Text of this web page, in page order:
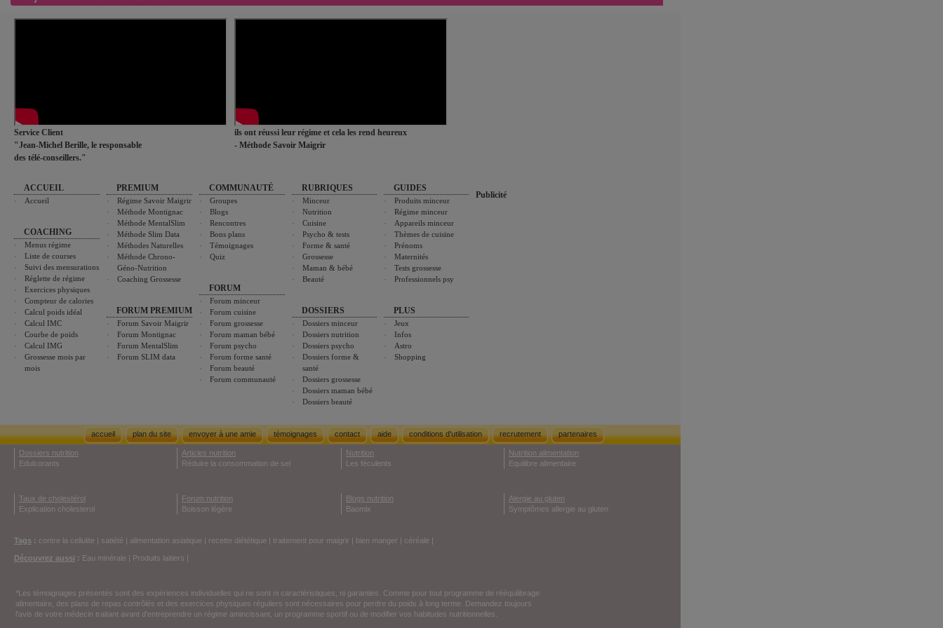
Service Client
"Jean-Michel Berille, le responsable
des télé-conseillers."
ils ont réussi leur régime et cela les rend heureux
- Méthode Savoir Maigrir
ACCUEIL
Accueil
COACHING
Menus régime
Liste de courses
Suivi des mensurations
Réglette de régime
Exercices physiques
Compteur de calories
Calcul poids idéal
Calcul IMC
Courbe de poids
Calcul IMG
Grossesse mois par
mois
PREMIUM
Régime Savoir Maigrir
Méthode Montignac
Méthode MentalSlim
Méthode Slim Data
Méthodes Naturelles
Méthode Chrono-
Géno-Nutrition
Coaching Grossesse
FORUM PREMIUM
Forum Savoir Maigrir
Forum Montignac
Forum MentalSlim
Forum SLIM data
COMMUNAUTÉ
Groupes
Blogs
Rencontres
Bons plans
Témoignages
Quiz
FORUM
Forum minceur
Forum cuisine
Forum grossesse
Forum maman bébé
Forum psycho
Forum forme santé
Forum beauté
Forum communauté
RUBRIQUES
Minceur
Nutrition
Cuisine
Psycho & tests
Forme & santé
Grossesse
Maman & bébé
Beauté
DOSSIERS
Dossiers minceur
Dossiers nutrition
Dossiers psycho
Dossiers forme &
santé
Dossiers grossesse
Dossiers maman bébé
Dossiers beauté
GUIDES
Produits minceur
Régime minceur
Appareils minceur
Thèmes de cuisine
Prénoms
Maternités
Tests grossesse
Professionnels psy
PLUS
Jeux
Infos
Astro
Shopping
Publicité
accueil plan du site envoyer à une amie témoignages contact aide conditions d'utilisation recrutement partenaires
Dossiers nutrition
Edulcorants
Articles nutrition
Réduire la consommation de sel
Nutrition
Les féculents
Nutrition alimentation
Equilibre alimentaire
Taux de cholestérol
Explication cholesterol
Forum nutrition
Boisson légère
Blogs nutrition
Baomix
Alergie au gluten
Symptômes allergie au gluten
Tags : contre la cellulite | satiété | alimentation asiatique | recette diététique | traitement pour maigrir | bien manger | céréale |
Découvrez aussi : Eau minérale | Produits laitiers |
*Les témoignages présentés sont des expériences individuelles qui ne sont ni caractéristiques, ni garanties. Comme pour tout programme de rééquilibrage
alimentaire, des plans de repas contrôlés et des exercices physiques réguliers sont nécessaires pour perdre du poids à long terme. Demandez toujours
l'avis de votre médecin traitant avant d'entreprendre un régime amincissant, un programme sportif ou de modifier vos habitudes nutritionnelles.